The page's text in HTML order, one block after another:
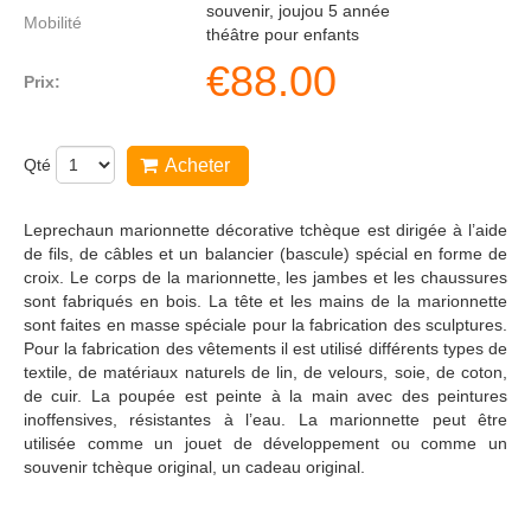
Mobilité
souvenir, joujou 5 année
théâtre pour enfants
Prix: €88.00
Qté Acheter
Leprechaun marionnette décorative tchèque est dirigée à l’aide
de fils, de câbles et un balancier (bascule) spécial en forme de
croix. Le corps de la marionnette, les jambes et les chaussures
sont fabriqués en bois. La tête et les mains de la marionnette
sont faites en masse spéciale pour la fabrication des sculptures.
Pour la fabrication des vêtements il est utilisé différents types de
textile, de matériaux naturels de lin, de velours, soie, de coton,
de cuir. La poupée est peinte à la main avec des peintures
inoffensives, résistantes à l’eau. La marionnette peut être
utilisée comme un jouet de développement ou comme un
souvenir tchèque original, un cadeau original.